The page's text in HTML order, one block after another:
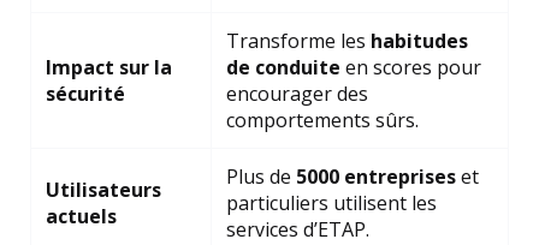
Impact sur la
sécurité
Transforme les habitudes
de conduite en scores pour
encourager des
comportements sûrs.
Utilisateurs
actuels
Plus de 5000 entrepriseset
particuliers utilisent les
services d’ETAP.